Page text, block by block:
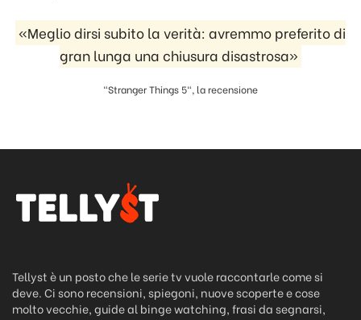
«Meglio dirsi subito la verità: avremmo preferito di
gran lunga una chiusura disastrosa»
"Stranger Things 5", la recensione
Tellyst è un posto che le serie tv vuole raccontarle come si
deve. Ci sono recensioni, spiegoni, nuove scoperte e cose
molto vecchie, guide al binge watching, frasi da segnarsi,